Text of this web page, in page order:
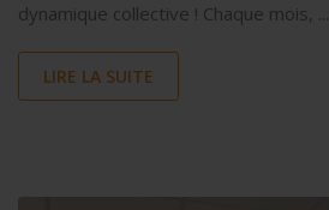
dynamique collective ! Chaque mois, ...
LIRE LA SUITE